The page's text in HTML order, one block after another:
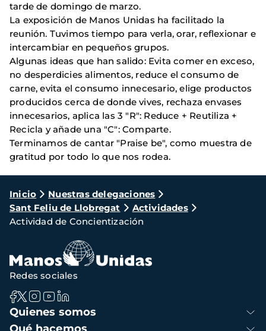
tarde de domingo de marzo.
La exposición de Manos Unidas ha facilitado la
reunión. Tuvimos tiempo para verla, orar, reflexionar e
intercambiar en pequeños grupos.
Algunas ideas que han salido: Evita comer en exceso,
no desperdicies alimentos, reduce el consumo de
carne, evita el consumo innecesario, elige productos
producidos cerca de donde vives, rechaza envases
innecesarios, aplica las 3 "R": Reduce + Reutiliza +
Recicla y añade una "C": Comparte.
Terminamos de cantar "Praise be", como muestra de
gratitud por todo lo que nos rodea.
Ruta
de
navegación
Inicio
Nuestras delegaciones
Sant Feliu de Llobregat
Actividades
Actividad de Concientización
Navegación
principal
Quienes somos
Redes sociales